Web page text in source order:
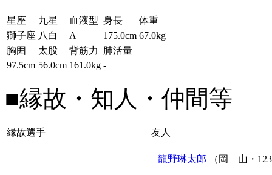
星座 九星 血液型 身長
体重
獅子座 八白 A 175.0cm 67.0kg
胸囲
太股 背筋力
肺活量
97.5cm 56.0cm 161.0kg -
■縁故・知人・仲間等
縁故選手 友人
龍野琳太郎 （岡 山・